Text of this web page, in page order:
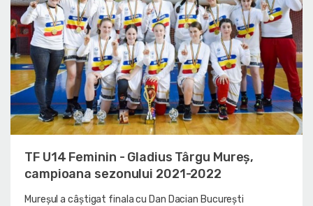
TF U14 Feminin - Gladius Târgu Mureș,
campioana sezonului 2021-2022
Mureșul a câștigat finala cu Dan Dacian București